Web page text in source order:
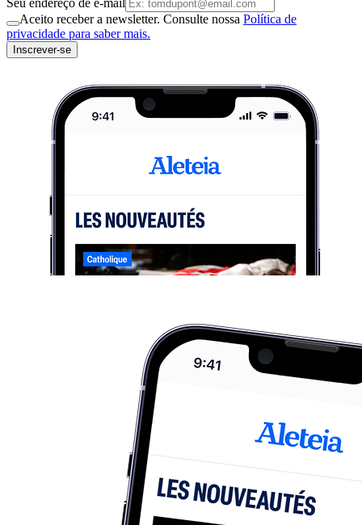
Seu endereço de e-mail
Aceito receber a newsletter. Consulte nossa Política de
privacidade para saber mais.
Inscrever-se